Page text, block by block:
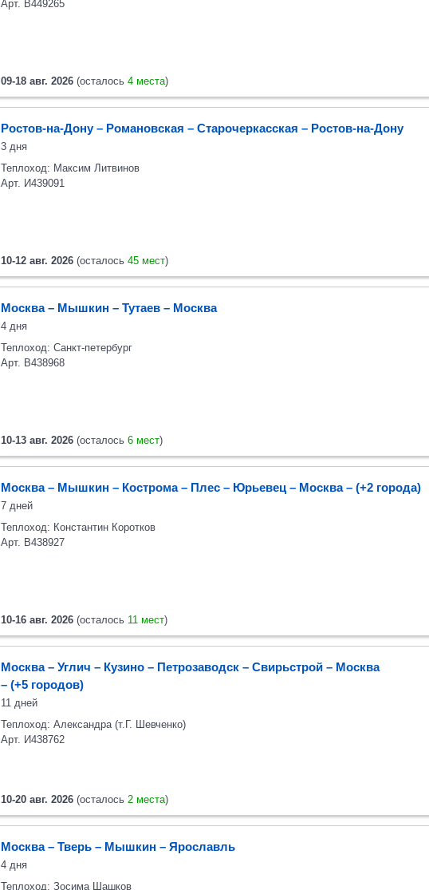
09-18 авг. 2026 (осталось 4 места)
Арт. В449265
Ростов-на-Дону – Романовская – Старочеркасская – Ростов-на-Дону
3 дня
Теплоход: Максим Литвинов
10-12 авг. 2026 (осталось 45 мест)
Арт. И439091
Москва – Мышкин – Тутаев – Москва
4 дня
Теплоход: Санкт-петербург
10-13 авг. 2026 (осталось 6 мест)
Арт. В438968
Москва – Мышкин – Кострома – Плес – Юрьевец – Москва– (+2 города)
7 дней
Теплоход: Константин Коротков
10-16 авг. 2026 (осталось 11 мест)
Арт. В438927
Москва – Углич – Кузино – Петрозаводск – Свирьстрой – Москва
– (+5 городов)
11 дней
Теплоход: Александра (т.Г. Шевченко)
10-20 авг. 2026 (осталось 2 места)
Арт. И438762
Москва – Тверь – Мышкин – Ярославль
4 дня
Теплоход: Зосима Шашков